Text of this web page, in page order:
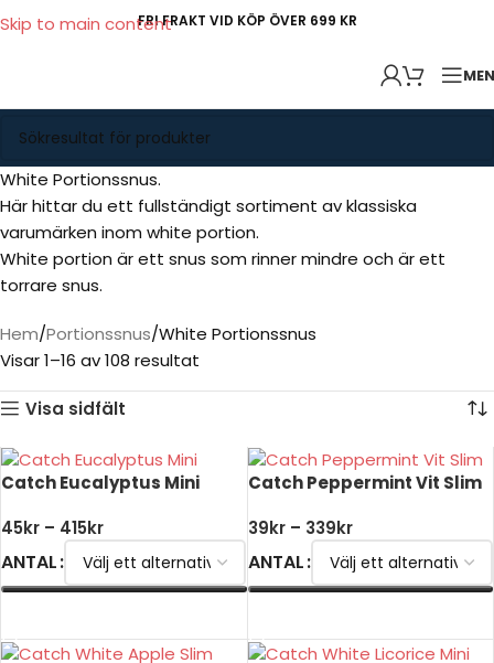
Skip to main contentFRI FRAKT VID KÖP ÖVER 699 KR
White Portionssnus.
Här hittar du ett fullständigt sortiment av klassiska
varumärken inom white portion.
White portion är ett snus som rinner mindre och är ett
torrare snus.
Hem Portionssnus White Portionssnus
Visar 1–16 av 108 resultat
Visa sidfält
Catch Eucalyptus Mini
45kr – 415kr
ANTAL
Catch Peppermint Vit Slim
39kr – 339kr
ANTAL